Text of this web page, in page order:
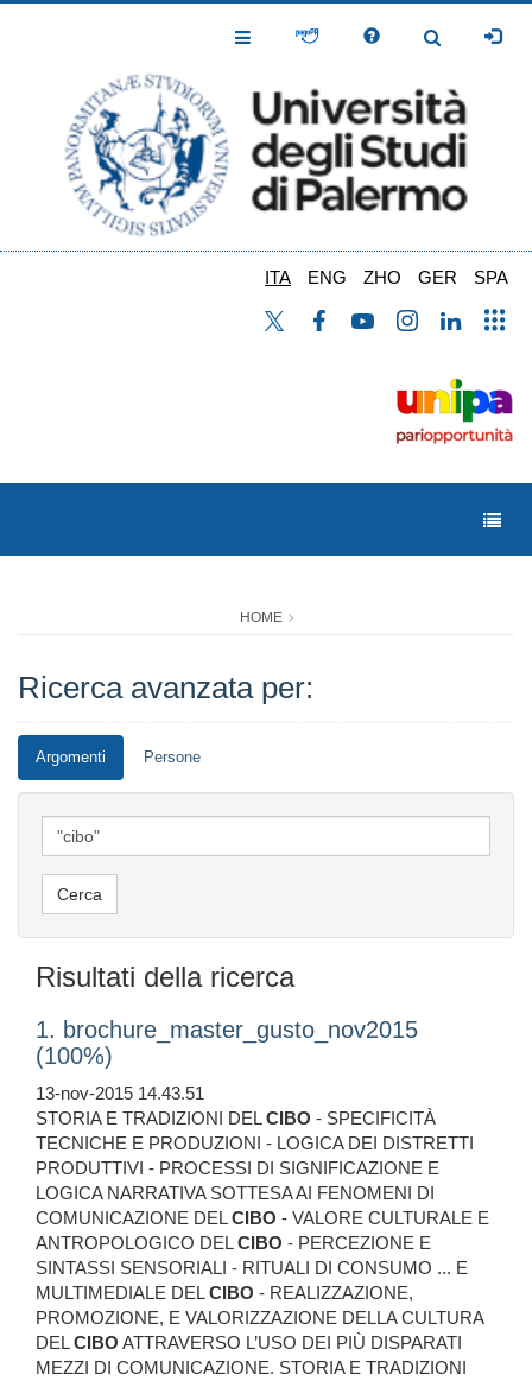
Toggle
Toggle
ITA ENG ZHO GER SPA
HOME
Ricerca avanzata per:
Argomenti Persone
Risultati della ricerca
1. brochure_master_gusto_nov2015
(100%)
13-nov-2015 14.43.51
STORIA E TRADIZIONI DELCIBO - SPECIFICITÀ
TECNICHE E PRODUZIONI - LOGICA DEI DISTRETTI
PRODUTTIVI - PROCESSI DI SIGNIFICAZIONE E
LOGICA NARRATIVA SOTTESA AI FENOMENI DI
COMUNICAZIONE DELCIBO - VALORE CULTURALE E
ANTROPOLOGICO DELCIBO - PERCEZIONE E
SINTASSI SENSORIALI - RITUALI DI CONSUMO ... E
MULTIMEDIALE DELCIBO - REALIZZAZIONE,
PROMOZIONE, E VALORIZZAZIONE DELLA CULTURA
DELCIBO ATTRAVERSO L’USO DEI PIÙ DISPARATI
MEZZI DI COMUNICAZIONE. STORIA E TRADIZIONI